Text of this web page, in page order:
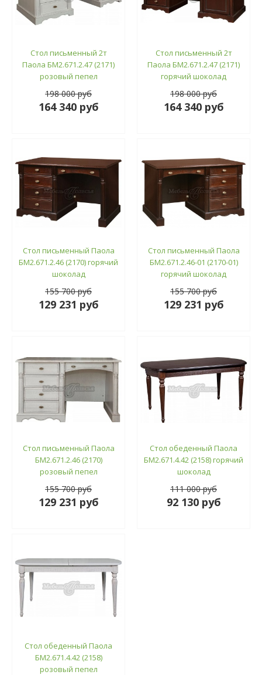
Стол письменный 2т
Паола БМ2.671.2.47 (2171)
розовый пепел
198 000 руб
164 340 руб
Стол письменный 2т
Паола БМ2.671.2.47 (2171)
горячий шоколад
198 000 руб
164 340 руб
Стол письменный Паола
БМ2.671.2.46 (2170) горячий
шоколад
155 700 руб
129 231 руб
Стол письменный Паола
БМ2.671.2.46-01 (2170-01)
горячий шоколад
155 700 руб
129 231 руб
Стол письменный Паола
БМ2.671.2.46 (2170)
розовый пепел
155 700 руб
129 231 руб
Стол обеденный Паола
БМ2.671.4.42 (2158) горячий
шоколад
111 000 руб
92 130 руб
Стол обеденный Паола
БМ2.671.4.42 (2158)
розовый пепел